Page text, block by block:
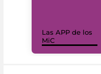
Las APP de los
MiC